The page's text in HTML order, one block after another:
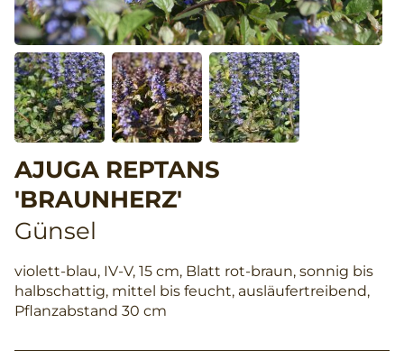
AJUGA REPTANS
'BRAUNHERZ'
Günsel
violett-blau, IV-V, 15 cm, Blatt rot-braun, sonnig bis
halbschattig, mittel bis feucht, ausläufertreibend,
Pflanzabstand 30 cm